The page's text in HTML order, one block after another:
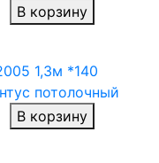
В корзину
В корзину